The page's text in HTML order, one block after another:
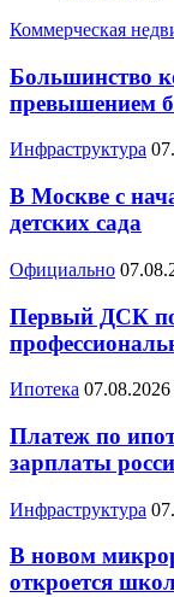
Коммерческая
Большинство
превышением
Инфраструктура
В Москве с
детских сада
Официально
Первый ДСК
Ипотека 07.08.2026
Платеж по
зарплаты
Инфраструктура
В новом
откроется